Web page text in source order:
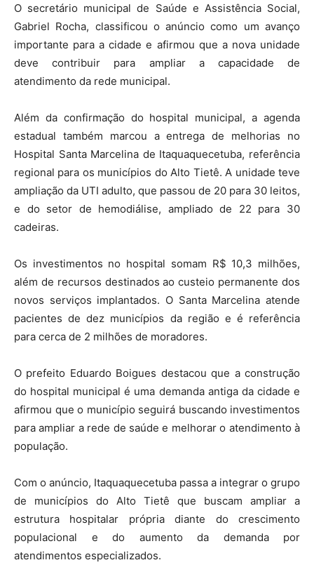
O secretário municipal de Saúde e Assistência Social,
Gabriel Rocha, classificou o anúncio como um avanço
importante para a cidade e afirmou que a nova unidade
deve contribuir para ampliar a capacidade de
atendimento da rede municipal.
Além da confirmação do hospital municipal, a agenda
estadual também marcou a entrega de melhorias no
Hospital Santa Marcelina de Itaquaquecetuba, referência
regional para os municípios do Alto Tietê. A unidade teve
ampliação da UTI adulto, que passou de 20 para 30 leitos,
e do setor de hemodiálise, ampliado de 22 para 30
cadeiras.
Os investimentos no hospital somam R$ 10,3 milhões,
além de recursos destinados ao custeio permanente dos
novos serviços implantados. O Santa Marcelina atende
pacientes de dez municípios da região e é referência
para cerca de 2 milhões de moradores.
O prefeito Eduardo Boigues destacou que a construção
do hospital municipal é uma demanda antiga da cidade e
afirmou que o município seguirá buscando investimentos
para ampliar a rede de saúde e melhorar o atendimento à
população.
Com o anúncio, Itaquaquecetuba passa a integrar o grupo
de municípios do Alto Tietê que buscam ampliar a
estrutura hospitalar própria diante do crescimento
populacional e do aumento da demanda por
atendimentos especializados.